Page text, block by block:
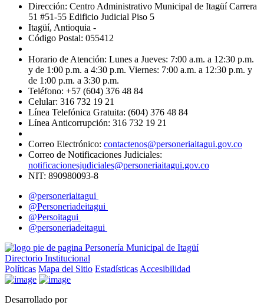
Dirección: Centro Administrativo Municipal de Itagüí Carrera
51 #51-55 Edificio Judicial Piso 5
Itagüí, Antioquia -
Código Postal: 055412
Horario de Atención: Lunes a Jueves: 7:00 a.m. a 12:30 p.m.
y de 1:00 p.m. a 4:30 p.m. Viernes: 7:00 a.m. a 12:30 p.m. y
de 1:00 p.m. a 3:30 p.m.
Teléfono: +57 (604) 376 48 84
Celular: 316 732 19 21
Línea Telefónica Gratuita: (604) 376 48 84
Línea Anticorrupción: 316 732 19 21
Correo Electrónico: contactenos@personeriaitagui.gov.co
Correo de Notificaciones Judiciales:
notificacionesjudiciales@personeriaitagui.gov.co
NIT: 890980093-8
@personeriaitagui
@Personeriadeitagui
@Persoitagui
@personeriadeitagui
Directorio Institucional
Políticas Mapa del Sitio Estadísticas Accesibilidad
Desarrollado por